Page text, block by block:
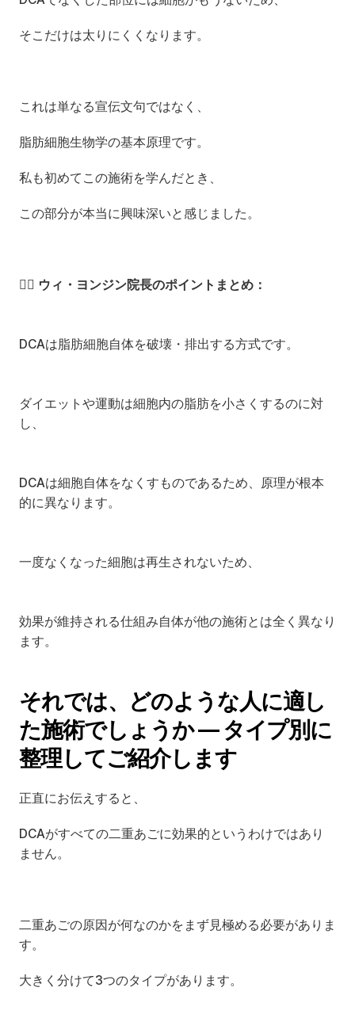
そこだけは太りにくくなります。
これは単なる宣伝文句ではなく、
脂肪細胞生物学の基本原理です。
私も初めてこの施術を学んだとき、
この部分が本当に興味深いと感じました。
👨‍⚕️ ウィ・ヨンジン院長のポイントまとめ：
DCAは脂肪細胞自体を破壊・排出する方式です。
ダイエットや運動は細胞内の脂肪を小さくするのに対
し、
DCAは細胞自体をなくすものであるため、原理が根本
的に異なります。
一度なくなった細胞は再生されないため、
効果が維持される仕組み自体が他の施術とは全く異なり
ます。
それでは、どのような人に適し
た施術でしょうか — タイプ別に
整理してご紹介します
正直にお伝えすると、
DCAがすべての二重あごに効果的というわけではあり
ません。
二重あごの原因が何なのかをまず見極める必要がありま
す。
大きく分けて3つのタイプがあります。